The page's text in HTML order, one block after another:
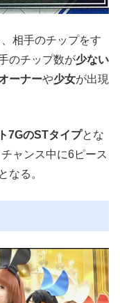
相手のチップをす
のチップ数が少ない
ーナーや少女が出現
7GのSTタイプとな
ャンス中に6ピース
となる。